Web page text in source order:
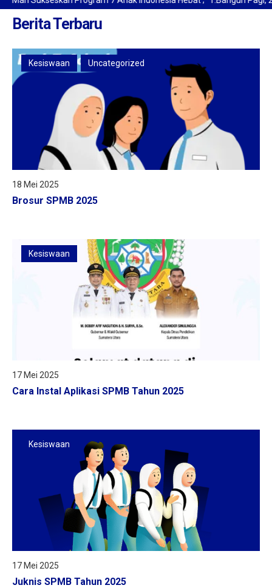
Berita Terbaru
Kesiswaan Uncategorized
18 Mei 2025
Brosur SPMB 2025
Kesiswaan
17 Mei 2025
Cara Instal Aplikasi SPMB Tahun 2025
Kesiswaan
17 Mei 2025
Juknis SPMB Tahun 2025